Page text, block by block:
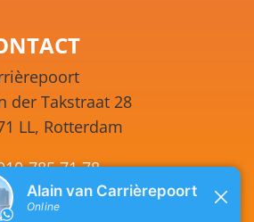
der Takstraat 28
LL, Rotterdam
785 71 78
06 248 77 351
Vr 09.00 – 17.00